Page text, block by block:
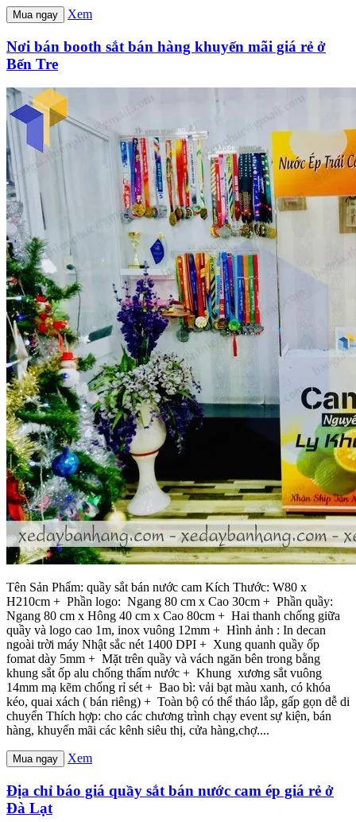
Mua ngay Xem
Nơi bán booth sắt bán hàng khuyến mãi giá rẻ ở
Bến Tre
Tên Sản Phẩm: quầy sắt bán nước cam Kích Thước: W80 x
H210cm + Phần logo: Ngang 80 cm x Cao 30cm + Phần quầy:
Ngang 80 cm x Hông 40 cm x Cao 80cm + Hai thanh chống giữa
quầy và logo cao 1m, inox vuông 12mm + Hình ảnh : In decan
ngoài trời máy Nhật sắc nét 1400 DPI + Xung quanh quầy ốp
fomat dày 5mm + Mặt trên quầy và vách ngăn bên trong bằng
khung sắt ốp alu chống thấm nước + Khung xương sắt vuông
14mm mạ kẽm chống rỉ sét + Bao bì: vải bạt màu xanh, có khóa
kéo, quai xách ( bán riêng) + Toàn bộ có thể tháo lắp, gấp gọn dễ di
chuyển Thích hợp: cho các chương trình chạy event sự kiện, bán
hàng, khuyến mãi các kênh siêu thị, cửa hàng,chợ....
Mua ngay Xem
Địa chỉ báo giá quầy sắt bán nước cam ép giá rẻ ở
Đà Lạt